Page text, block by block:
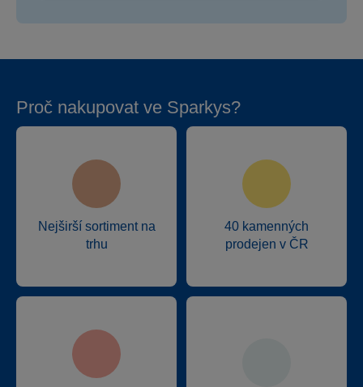
Proč nakupovat ve Sparkys?
Nejširší sortiment na
trhu
40 kamenných
prodejen v ČR